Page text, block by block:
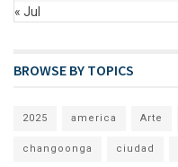
« Jul
BROWSE BY TOPICS
2025 america Arte
changoonga ciudad